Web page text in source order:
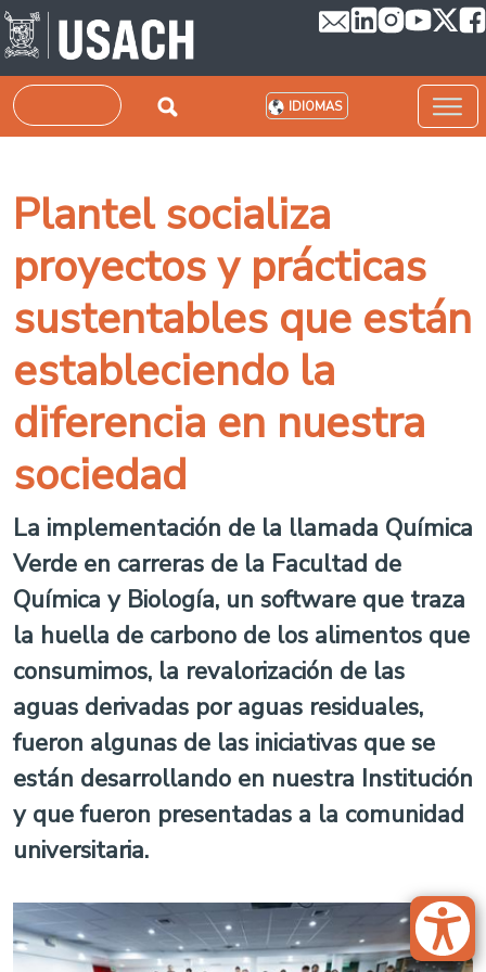
Pasar al contenido principal
Buscar IDIOMAS
Plantel socializa
proyectos y prácticas
sustentables que están
estableciendo la
diferencia en nuestra
sociedad
La implementación de la llamada Química
Verde en carreras de la Facultad de
Química y Biología, un software que traza
la huella de carbono de los alimentos que
consumimos, la revalorización de las
aguas derivadas por aguas residuales,
fueron algunas de las iniciativas que se
están desarrollando en nuestra Institución
y que fueron presentadas a la comunidad
universitaria.